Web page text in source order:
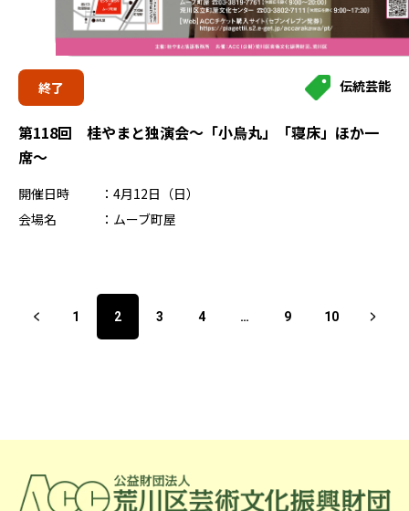
終了 伝統芸能
第118回 桂やまと独演会～「小烏丸」「寝床」ほか一
席～
開催日時
4月12日（日）
会場名
ムーブ町屋
1 2 3 4 … 9 10